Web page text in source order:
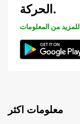
الحركة.
للمزيد من المعلومات
معلومات اكثر